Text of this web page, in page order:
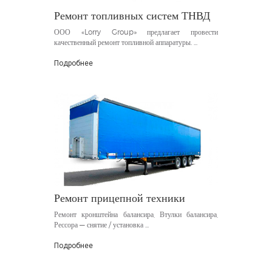
Ремонт топливных систем ТНВД
ООО «Lorry Group» предлагает провести
качественный ремонт топливной аппаратуры.
Подробнее
Ремонт прицепной техники
Ремонт кронштейна балансира, Втулки балансира,
Рессора — снятие / установка ...
Подробнее